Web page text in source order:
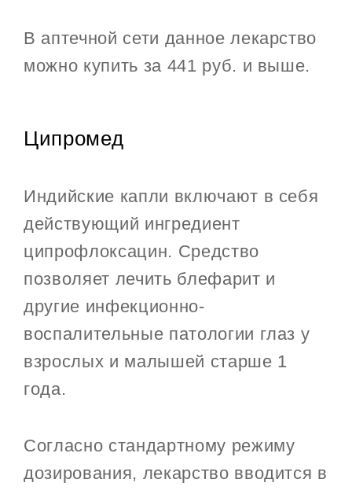
В аптечной сети данное лекарство
можно купить за 441 руб. и выше.
Ципромед
Индийские капли включают в себя
действующий ингредиент
ципрофлоксацин. Средство
позволяет лечить блефарит и
другие инфекционно-
воспалительные патологии глаз у
взрослых и малышей старше 1
года.
Согласно стандартному режиму
дозирования, лекарство вводится в